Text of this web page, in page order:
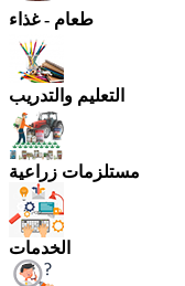
طعام - غذاء
التعليم والتدريب
مستلزمات زراعية
الخدمات